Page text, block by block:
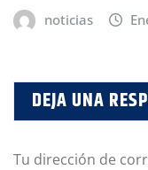
noticias
DEJA UNA
Tu dirección de